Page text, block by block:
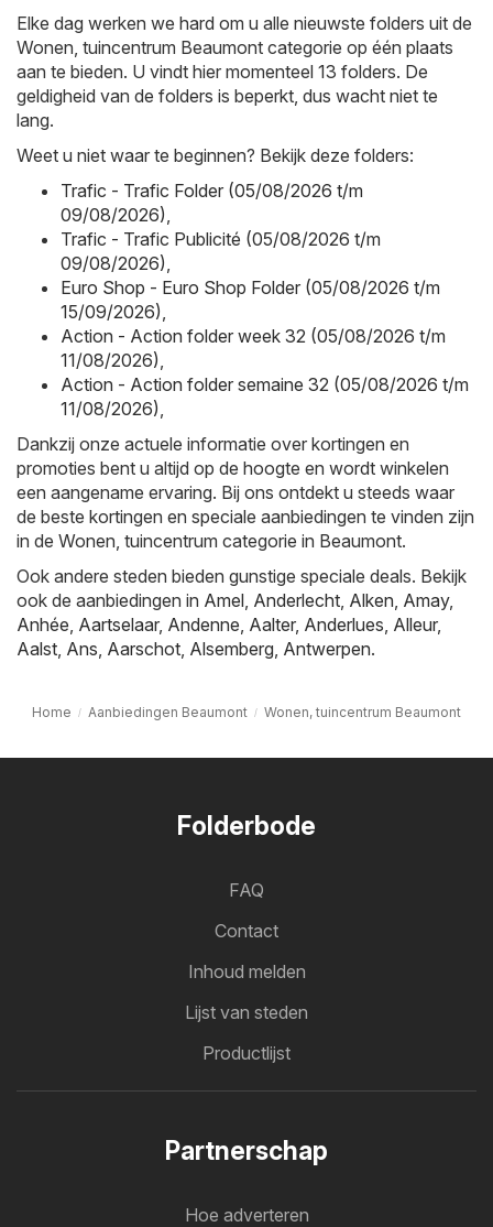
Elke dag werken we hard om u alle nieuwste folders uit de
Wonen, tuincentrum Beaumont categorie op één plaats
aan te bieden. U vindt hier momenteel 13 folders. De
geldigheid van de folders is beperkt, dus wacht niet te
lang.
Weet u niet waar te beginnen? Bekijk deze folders:
Trafic - Trafic Folder (05/08/2026 t/m
09/08/2026)
Trafic - Trafic Publicité (05/08/2026 t/m
09/08/2026)
Euro Shop - Euro Shop Folder (05/08/2026 t/m
15/09/2026)
Action - Action folder week 32 (05/08/2026 t/m
11/08/2026)
Action - Action folder semaine 32 (05/08/2026 t/m
11/08/2026)
Dankzij onze actuele informatie over kortingen en
promoties bent u altijd op de hoogte en wordt winkelen
een aangename ervaring. Bij ons ontdekt u steeds waar
de beste kortingen en speciale aanbiedingen te vinden zijn
in de Wonen, tuincentrum categorie in Beaumont.
Ook andere steden bieden gunstige speciale deals. Bekijk
ook de aanbiedingen in Amel Anderlecht Alken Amay,
Anhée Aartselaar, Andenne Aalter, Anderlues Alleur,
Aalst Ans Aarschot Alsemberg Antwerpen.
Home Aanbiedingen Beaumont Wonen, tuincentrum Beaumont
Folderbode
FAQ
Contact
Inhoud melden
Lijst van steden
Productlijst
Partnerschap
Hoe adverteren